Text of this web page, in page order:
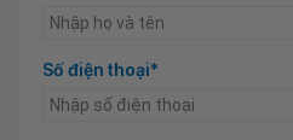
Số điện thoại*